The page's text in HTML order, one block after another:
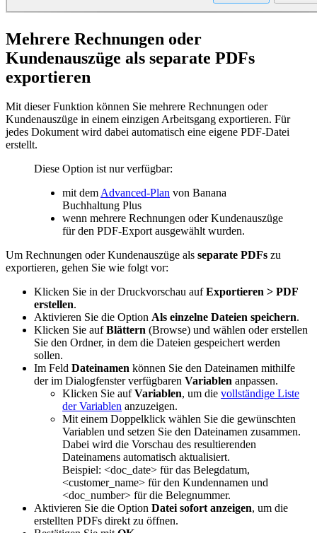
Mehrere Rechnungen oder
Kundenauszüge als separate PDFs
exportieren
Mit dieser Funktion können Sie mehrere Rechnungen oder
Kundenauszüge in einem einzigen Arbeitsgang exportieren. Für
jedes Dokument wird dabei automatisch eine eigene PDF-Datei
erstellt.
Diese Option ist nur verfügbar:
mit demAdvanced-Plan von Banana
Buchhaltung Plus
wenn mehrere Rechnungen oder Kundenauszüge
für den PDF-Export ausgewählt wurden.
Um Rechnungen oder Kundenauszüge als separate PDFs zu
exportieren, gehen Sie wie folgt vor:
Klicken Sie in der Druckvorschau aufExportieren > PDF
erstellen.
Aktivieren Sie die Option Als einzelne Dateien speichern.
Klicken Sie aufBlättern (Browse) und wählen oder erstellen
Sie den Ordner, in dem die Dateien gespeichert werden
sollen.
Im Feld Dateinamen können Sie den Dateinamen mithilfe
der im Dialogfenster verfügbaren Variablen anpassen.
Klicken Sie aufVariablen, um die vollständige Liste
der Variablen anzuzeigen.
Mit einem Doppelklick wählen Sie die gewünschten
Variablen und setzen Sie den Dateinamen zusammen.
Dabei wird die Vorschau des resultierenden
Dateinamens automatisch aktualisiert.
Beispiel: <doc_date> für das Belegdatum,
<customer_name> für den Kundennamen und
<doc_number> für die Belegnummer.
Aktivieren Sie die Option Datei sofort anzeigen, um die
erstellten PDFs direkt zu öffnen.